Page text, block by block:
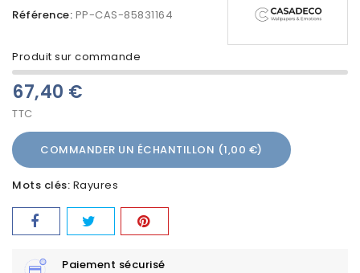
Référence: PP-CAS-85831164
Produit sur commande
67,40 €
TTC
COMMANDER UN ÉCHANTILLON (1,00 €)
Mots clés: Rayures
Paiement sécurisé